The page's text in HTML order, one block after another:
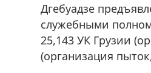
Дгебуадзе
служебными
25,143 УК Грузии
(организация